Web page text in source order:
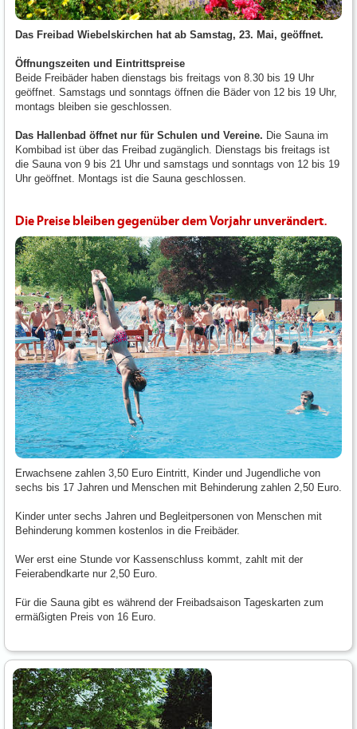
Das Freibad Wiebelskirchen hat ab Samstag, 23. Mai, geöffnet.
Öffnungszeiten und Eintrittspreise
Beide Freibäder haben dienstags bis freitags von 8.30 bis 19 Uhr
geöffnet. Samstags und sonntags öffnen die Bäder von 12 bis 19 Uhr,
montags bleiben sie geschlossen.
Das Hallenbad öffnet nur für Schulen und Vereine. Die Sauna im
Kombibad ist über das Freibad zugänglich. Dienstags bis freitags ist
die Sauna von 9 bis 21 Uhr und samstags und sonntags von 12 bis 19
Uhr geöffnet. Montags ist die Sauna geschlossen.
Die Preise bleiben gegenüber dem Vorjahr unverändert.
Erwachsene zahlen 3,50 Euro Eintritt, Kinder und Jugendliche von
sechs bis 17 Jahren und Menschen mit Behinderung zahlen 2,50 Euro.
Kinder unter sechs Jahren und Begleitpersonen von Menschen mit
Behinderung kommen kostenlos in die Freibäder.
Wer erst eine Stunde vor Kassenschluss kommt, zahlt mit der
Feierabendkarte nur 2,50 Euro.
Für die Sauna gibt es während der Freibadsaison Tageskarten zum
ermäßigten Preis von 16 Euro.